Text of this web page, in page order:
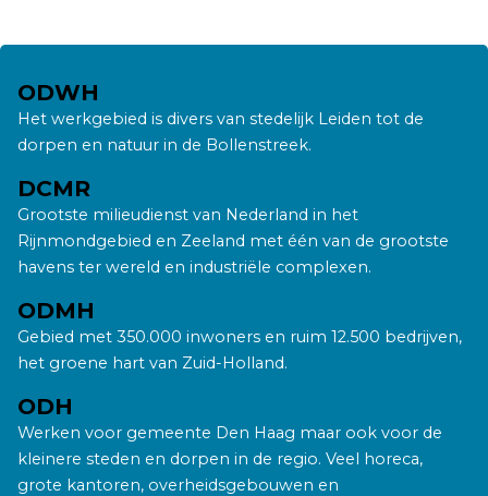
ODWH
Het werkgebied is divers van stedelijk Leiden tot de
dorpen en natuur in de Bollenstreek.
DCMR
Grootste milieudienst van Nederland in het
Rijnmondgebied en Zeeland met één van de grootste
havens ter wereld en industriële complexen.
ODMH
Gebied met 350.000 inwoners en ruim 12.500 bedrijven,
het groene hart van Zuid-Holland.
ODH
Werken voor gemeente Den Haag maar ook voor de
kleinere steden en dorpen in de regio. Veel horeca,
grote kantoren, overheidsgebouwen en